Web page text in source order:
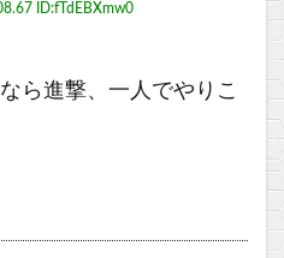
ID:fTdEBXmw0
ら進撃、一人でやりこ